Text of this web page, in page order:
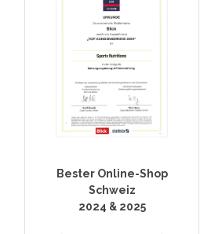
Bester Online-Shop
Schweiz
2024 & 2025